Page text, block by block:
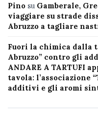
Pino su Gamberale,
viaggiare su strade
Abruzzo a tagliare
Fuori la chimica dalla
Abruzzo” contro gli
ANDARE A TARTUFI
tavola: l’associazione
additivi e gli aromi